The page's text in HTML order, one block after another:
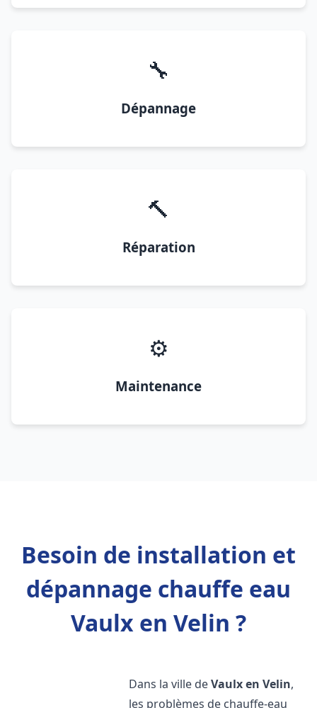
🔧
Dépannage
🔨
Réparation
⚙️
Maintenance
Besoin de installation et
dépannage chauffe eau
Vaulx en Velin ?
Dans la ville deVaulx en Velin,
les problèmes de chauffe-eau